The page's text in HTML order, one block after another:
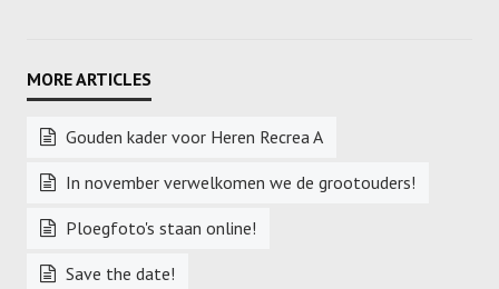
Gouden kader voor Heren Recrea A
In november verwelkomen we de grootouders!
Ploegfoto's staan online!
Save the date!